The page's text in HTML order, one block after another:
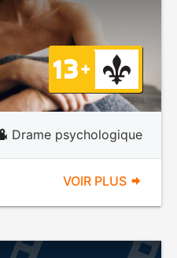
Drame psychologique
VOIR PLUS